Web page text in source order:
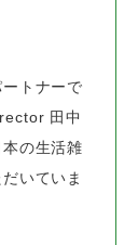
トナーで
田中
の生活雑
いていま